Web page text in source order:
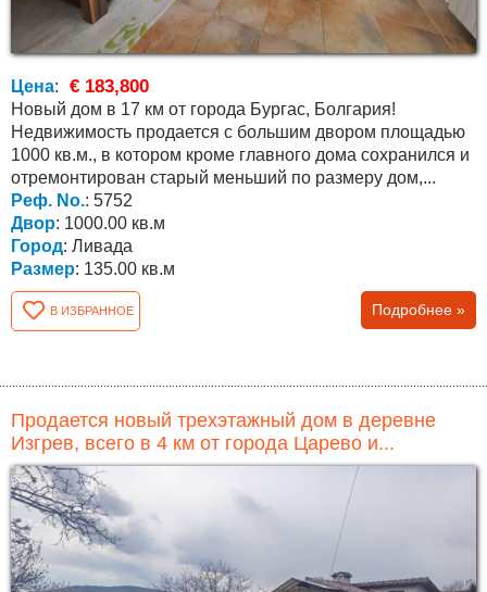
Цена: € 183,800
Новый дом в 17 км от города Бургас, Болгария!
Недвижимость продается с большим двором площадью
1000 кв.м., в котором кроме главного дома сохранился и
отремонтирован старый меньший по размеру дом,...
Реф. No.: 5752
Двор: 1000.00 кв.м
Город: Ливада
Размер: 135.00 кв.м
В ИЗБРАННОЕ Подробнее »
Продается новый трехэтажный дом в деревне
Изгрев, всего в 4 км от города Царево и...